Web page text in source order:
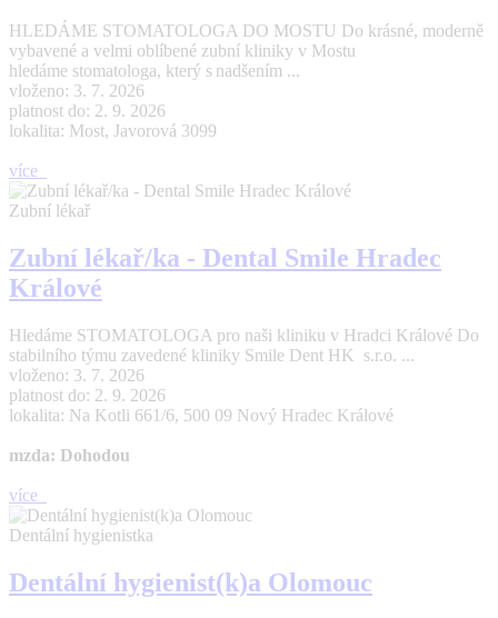
HLEDÁME STOMATOLOGA DO MOSTU Do krásné, moderně
vybavené a velmi oblíbené zubní kliniky v Mostu
hledáme stomatologa, který s nadšením ...
vloženo: 3. 7. 2026
platnost do: 2. 9. 2026
lokalita: Most, Javorová 3099
více
Zubní lékař
Zubní lékař/ka - Dental Smile Hradec
Králové
Hledáme STOMATOLOGA pro naši kliniku v Hradci Králové Do
stabilního týmu zavedené kliniky Smile Dent HK s.r.o. ...
vloženo: 3. 7. 2026
platnost do: 2. 9. 2026
lokalita: Na Kotli 661/6, 500 09 Nový Hradec Králové
mzda: Dohodou
více
Dentální hygienistka
Dentální hygienist(k)a Olomouc